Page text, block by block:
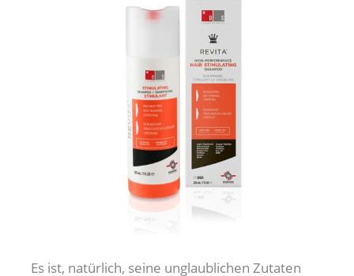
Es ist, natürlich, seine unglaublichen Zutaten